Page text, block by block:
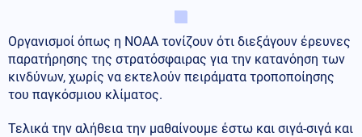
Οργανισμοί όπως η NOAA τονίζουν ότι διεξάγουν έρευνες
παρατήρησης της στρατόσφαιρας για την κατανόηση των
κινδύνων, χωρίς να εκτελούν πειράματα τροποποίησης
του παγκόσμιου κλίματος.
Τελικά την αλήθεια την μαθαίνουμε έστω και σιγά-σιγά και